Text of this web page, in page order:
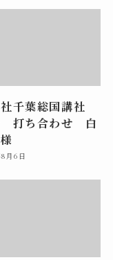
千葉総国講社
打ち合わせ 白
月6日